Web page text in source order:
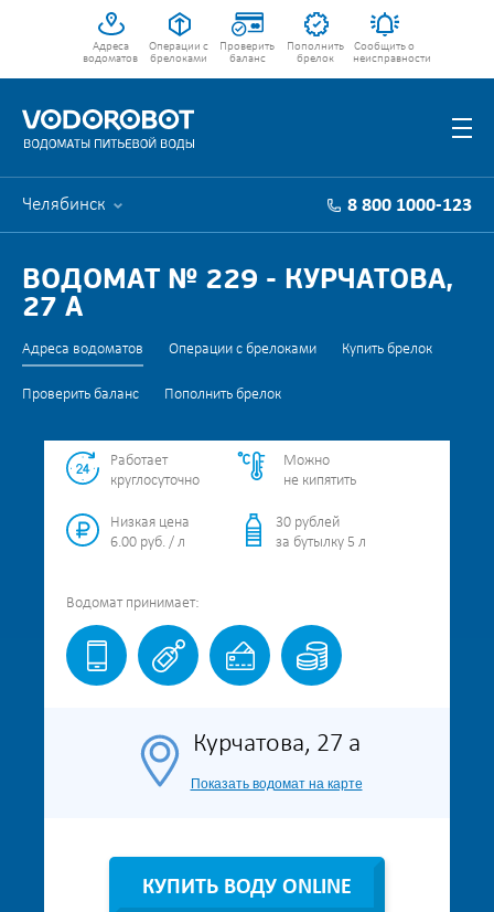
Адреса
водоматов
Операции с
брелоками
Проверить
баланс
Пополнить
брелок
Сообщить о
неисправности
Челябинск 8 800 1000-123
ВОДОМАТ № 229 - КУРЧАТОВА,
27 А
Адреса водоматов Операции с брелоками Купить брелок
Проверить баланс Пополнить брелок
Работает
круглосуточно
Можно
не кипятить
Низкая цена
6.00 руб. / л
30 рублей
за бутылку 5 л
Водомат принимает:
Курчатова, 27 а
Показать водомат на карте
КУПИТЬ ВОДУ ONLINE